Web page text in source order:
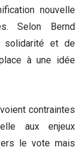
nouvelle
Selon Bernd
solidarité et de
à une idée
contraintes
aux enjeux
le vote mais